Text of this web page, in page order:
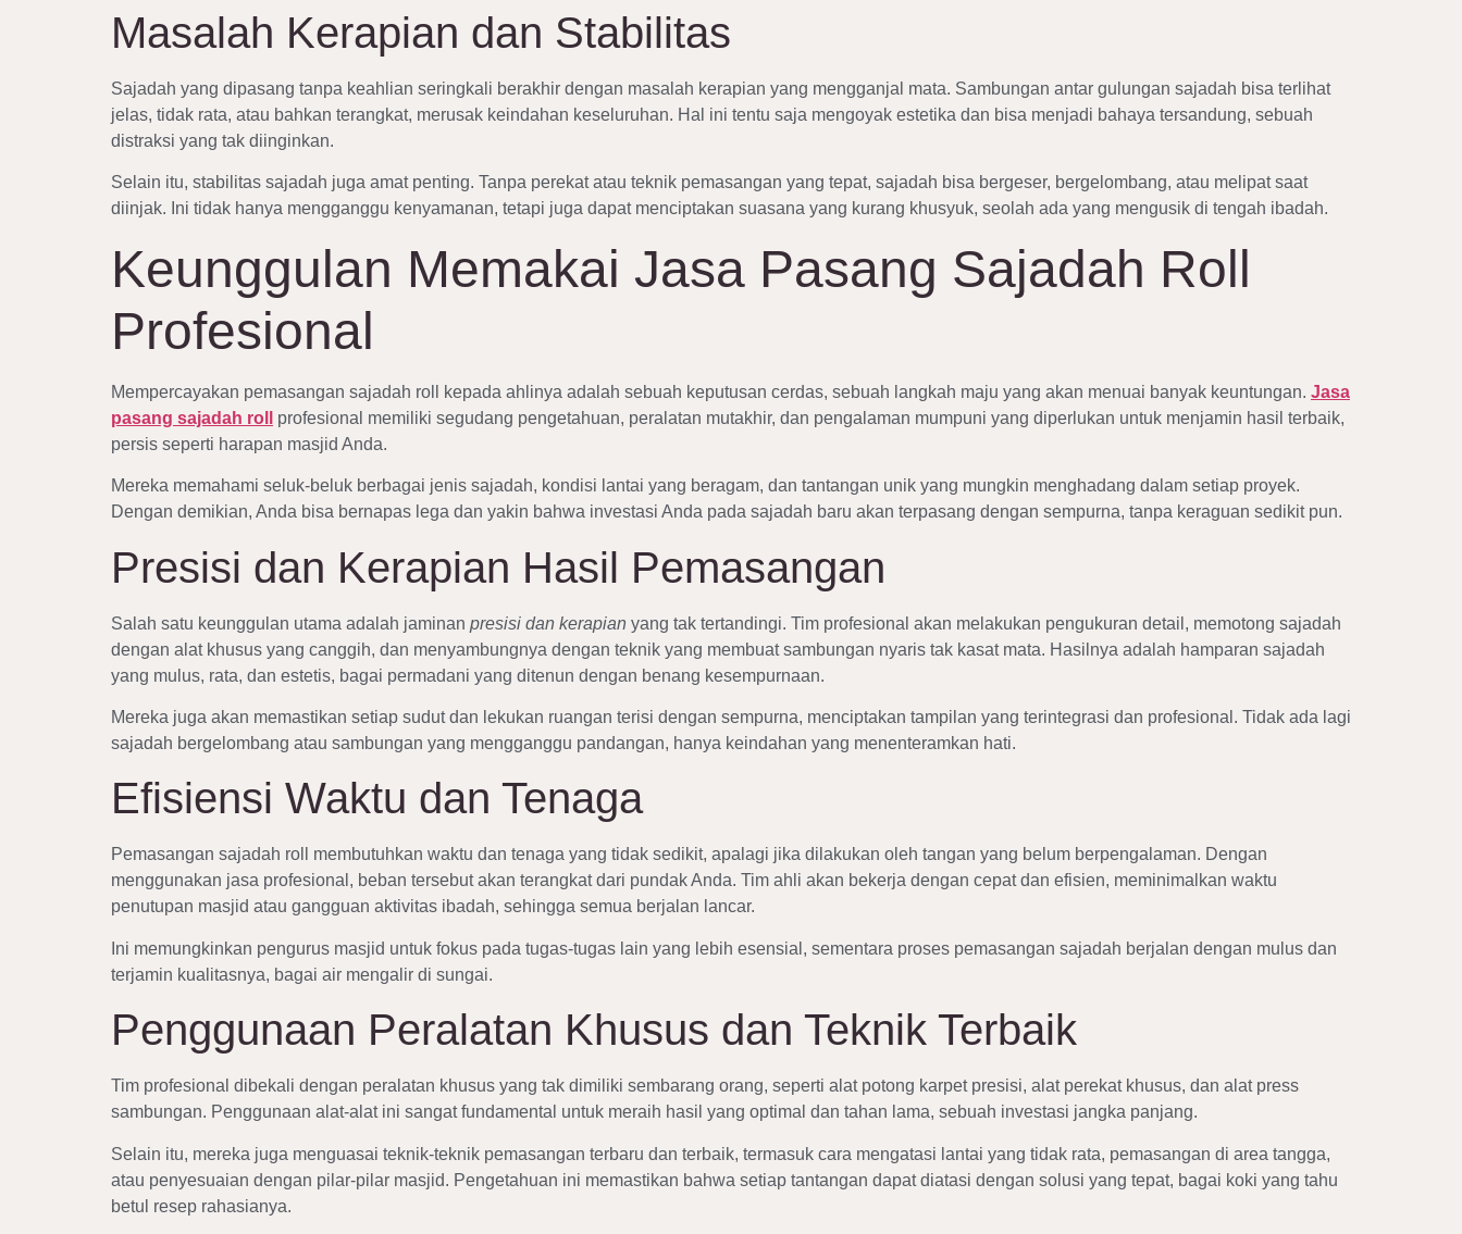
Masalah Kerapian dan Stabilitas
Sajadah yang dipasang tanpa keahlian seringkali berakhir dengan masalah kerapian yang mengganjal mata. Sambungan antar gulungan sajadah bisa terlihat
jelas, tidak rata, atau bahkan terangkat, merusak keindahan keseluruhan. Hal ini tentu saja mengoyak estetika dan bisa menjadi bahaya tersandung, sebuah
distraksi yang tak diinginkan.
Selain itu, stabilitas sajadah juga amat penting. Tanpa perekat atau teknik pemasangan yang tepat, sajadah bisa bergeser, bergelombang, atau melipat saat
diinjak. Ini tidak hanya mengganggu kenyamanan, tetapi juga dapat menciptakan suasana yang kurang khusyuk, seolah ada yang mengusik di tengah ibadah.
Keunggulan Memakai Jasa Pasang Sajadah Roll
Profesional
Mempercayakan pemasangan sajadah roll kepada ahlinya adalah sebuah keputusan cerdas, sebuah langkah maju yang akan menuai banyak keuntungan. Jasa
pasang sajadah roll
profesional memiliki segudang pengetahuan, peralatan mutakhir, dan pengalaman mumpuni yang diperlukan untuk menjamin hasil terbaik,
persis seperti harapan masjid Anda.
Mereka memahami seluk-beluk berbagai jenis sajadah, kondisi lantai yang beragam, dan tantangan unik yang mungkin menghadang dalam setiap proyek.
Dengan demikian, Anda bisa bernapas lega dan yakin bahwa investasi Anda pada sajadah baru akan terpasang dengan sempurna, tanpa keraguan sedikit pun.
Presisi dan Kerapian Hasil Pemasangan
Salah satu keunggulan utama adalah jaminan presisi dan kerapian yang tak tertandingi. Tim profesional akan melakukan pengukuran detail, memotong sajadah
dengan alat khusus yang canggih, dan menyambungnya dengan teknik yang membuat sambungan nyaris tak kasat mata. Hasilnya adalah hamparan sajadah
yang mulus, rata, dan estetis, bagai permadani yang ditenun dengan benang kesempurnaan.
Mereka juga akan memastikan setiap sudut dan lekukan ruangan terisi dengan sempurna, menciptakan tampilan yang terintegrasi dan profesional. Tidak ada lagi
sajadah bergelombang atau sambungan yang mengganggu pandangan, hanya keindahan yang menenteramkan hati.
Efisiensi Waktu dan Tenaga
Pemasangan sajadah roll membutuhkan waktu dan tenaga yang tidak sedikit, apalagi jika dilakukan oleh tangan yang belum berpengalaman. Dengan
menggunakan jasa profesional, beban tersebut akan terangkat dari pundak Anda. Tim ahli akan bekerja dengan cepat dan efisien, meminimalkan waktu
penutupan masjid atau gangguan aktivitas ibadah, sehingga semua berjalan lancar.
Ini memungkinkan pengurus masjid untuk fokus pada tugas-tugas lain yang lebih esensial, sementara proses pemasangan sajadah berjalan dengan mulus dan
terjamin kualitasnya, bagai air mengalir di sungai.
Penggunaan Peralatan Khusus dan Teknik Terbaik
Tim profesional dibekali dengan peralatan khusus yang tak dimiliki sembarang orang, seperti alat potong karpet presisi, alat perekat khusus, dan alat press
sambungan. Penggunaan alat-alat ini sangat fundamental untuk meraih hasil yang optimal dan tahan lama, sebuah investasi jangka panjang.
Selain itu, mereka juga menguasai teknik-teknik pemasangan terbaru dan terbaik, termasuk cara mengatasi lantai yang tidak rata, pemasangan di area tangga,
atau penyesuaian dengan pilar-pilar masjid. Pengetahuan ini memastikan bahwa setiap tantangan dapat diatasi dengan solusi yang tepat, bagai koki yang tahu
betul resep rahasianya.